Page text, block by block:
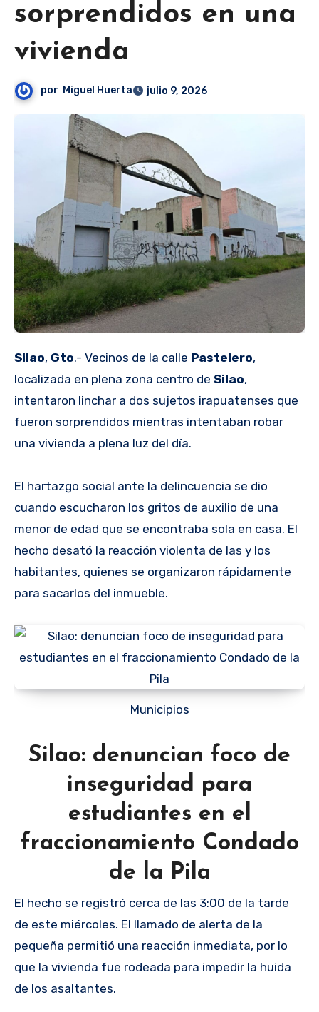
sorprendidos en una
vivienda
por Miguel Huerta julio 9, 2026
Silao, Gto.- Vecinos de la calle Pastelero,
localizada en plena zona centro de Silao,
intentaron linchar a dos sujetos irapuatenses que
fueron sorprendidos mientras intentaban robar
una vivienda a plena luz del día.
El hartazgo social ante la delincuencia se dio
cuando escucharon los gritos de auxilio de una
menor de edad que se encontraba sola en casa. El
hecho desató la reacción violenta de las y los
habitantes, quienes se organizaron rápidamente
para sacarlos del inmueble.
Municipios
Silao: denuncian foco de
inseguridad para
estudiantes en el
fraccionamiento Condado
de la Pila
El hecho se registró cerca de las 3:00 de la tarde
de este miércoles. El llamado de alerta de la
pequeña permitió una reacción inmediata, por lo
que la vivienda fue rodeada para impedir la huida
de los asaltantes.